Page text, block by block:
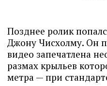
Позднее ролик
Джону Чисхолму. Он
видео запечатлена
размах крыльев
метра — при